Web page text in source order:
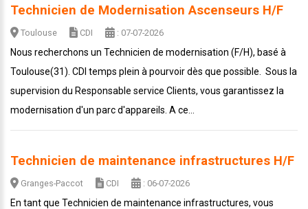
Technicien de Modernisation Ascenseurs H/F
Toulouse CDI : 07-07-2026
Nous recherchons un Technicien de modernisation (F/H), basé à
Toulouse(31). CDI temps plein à pourvoir dès que possible. Sous la
supervision du Responsable service Clients, vous garantissez la
modernisation d'un parc d'appareils. A ce...
Technicien de maintenance infrastructures H/F
Granges-Paccot CDI : 06-07-2026
En tant que Technicien de maintenance infrastructures, vous